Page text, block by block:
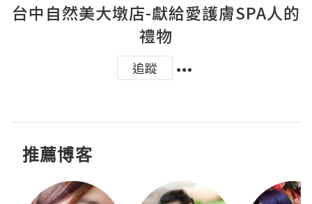
台中自然美大墩店-獻給愛護膚SPA人的
禮物
追蹤
推薦博客